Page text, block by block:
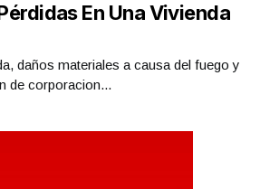
En Una Vivienda
daños materiales a causa del fuego y
de corporacion...